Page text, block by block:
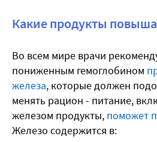
Какие продукты
Во всем мире врачи
пониженным гемоглобином
железа, которые должен
менять рацион - питание,
железом продукты, поможет
Железо содержится в: